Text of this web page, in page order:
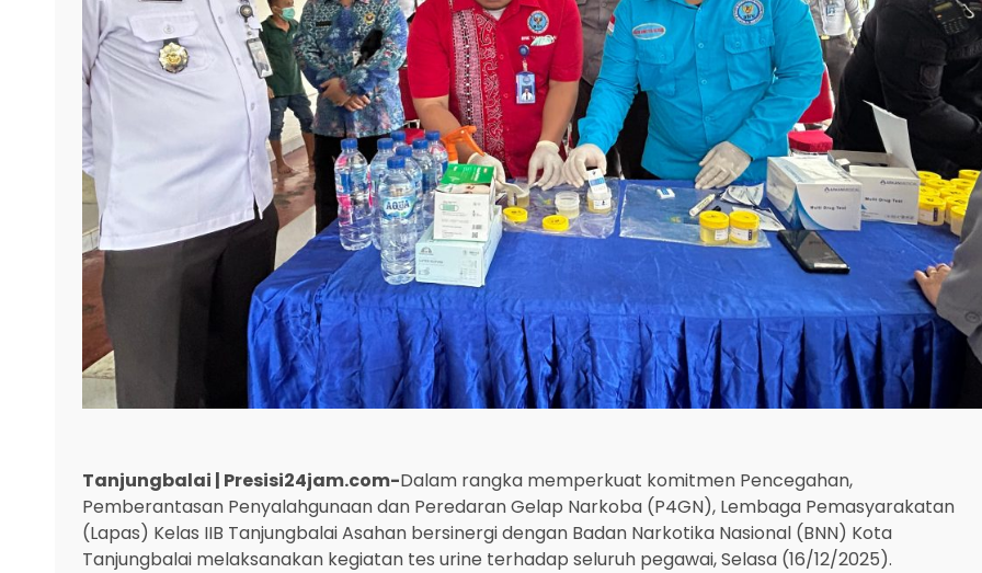
Tanjungbalai | Presisi24jam.com-Dalam rangka memperkuat komitmen Pencegahan,
Pemberantasan Penyalahgunaan dan Peredaran Gelap Narkoba (P4GN), Lembaga Pemasyarakatan
(Lapas) Kelas IIB Tanjungbalai Asahan bersinergi dengan Badan Narkotika Nasional (BNN) Kota
Tanjungbalai melaksanakan kegiatan tes urine terhadap seluruh pegawai, Selasa (16/12/2025).